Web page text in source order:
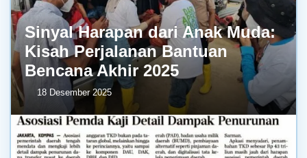
Sinyal Harapan dari Anak Muda:
Kisah Perjalanan Bantuan
Bencana Akhir 2025
18 Desember 2025